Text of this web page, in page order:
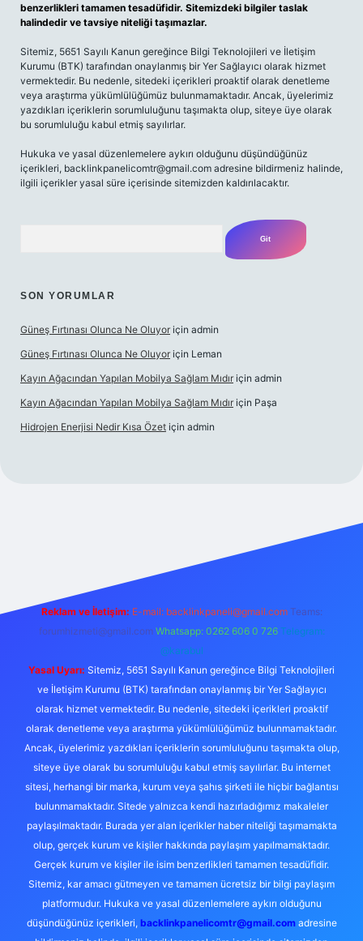
benzerlikleri tamamen tesadüfidir. Sitemizdeki bilgiler taslak
halindedir ve tavsiye niteliği taşımazlar.
Sitemiz, 5651 Sayılı Kanun gereğince Bilgi Teknolojileri ve İletişim
Kurumu (BTK) tarafından onaylanmış bir Yer Sağlayıcı olarak hizmet
vermektedir. Bu nedenle, sitedeki içerikleri proaktif olarak denetleme
veya araştırma yükümlülüğümüz bulunmamaktadır. Ancak, üyelerimiz
yazdıkları içeriklerin sorumluluğunu taşımakta olup, siteye üye olarak
bu sorumluluğu kabul etmiş sayılırlar.
Hukuka ve yasal düzenlemelere aykırı olduğunu düşündüğünüz
içerikleri, backlinkpanelicomtr@gmail.com adresine bildirmeniz halinde,
ilgili içerikler yasal süre içerisinde sitemizden kaldırılacaktır.
SON YORUMLAR
Güneş Fırtınası Olunca Ne Oluyor için admin
Güneş Fırtınası Olunca Ne Oluyor için Leman
Kayın Ağacından Yapılan Mobilya Sağlam Mıdır için admin
Kayın Ağacından Yapılan Mobilya Sağlam Mıdır için Paşa
Hidrojen Enerjisi Nedir Kısa Özet için admin
https://
Reklam ve İletişim: E-mail: backlinkpaneli@gmail.com Teams:
forumhizmeti@gmail.com Whatsapp: 0262 606 0 726 Telegram:
@karabul
Yasal Uyarı: Sitemiz, 5651 Sayılı Kanun gereğince Bilgi Teknolojileri
ve İletişim Kurumu (BTK) tarafından onaylanmış bir Yer Sağlayıcı
olarak hizmet vermektedir. Bu nedenle, sitedeki içerikleri proaktif
olarak denetleme veya araştırma yükümlülüğümüz bulunmamaktadır.
Ancak, üyelerimiz yazdıkları içeriklerin sorumluluğunu taşımakta olup,
siteye üye olarak bu sorumluluğu kabul etmiş sayılırlar. Bu internet
sitesi, herhangi bir marka, kurum veya şahıs şirketi ile hiçbir bağlantısı
bulunmamaktadır. Sitede yalnızca kendi hazırladığımız makaleler
paylaşılmaktadır. Burada yer alan içerikler haber niteliği taşımamakta
olup, gerçek kurum ve kişiler hakkında paylaşım yapılmamaktadır.
Gerçek kurum ve kişiler ile isim benzerlikleri tamamen tesadüfidir.
Sitemiz, kar amacı gütmeyen ve tamamen ücretsiz bir bilgi paylaşım
platformudur. Hukuka ve yasal düzenlemelere aykırı olduğunu
düşündüğünüz içerikleri, backlinkpanelicomtr@gmail.comadresine